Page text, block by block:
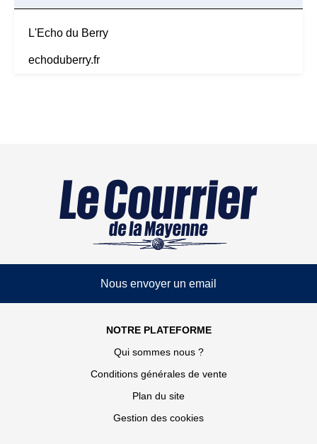
L'Echo du Berry
echoduberry.fr
Nous envoyer un email
NOTRE PLATEFORME
Qui sommes nous ?
Conditions générales de vente
Plan du site
Gestion des cookies